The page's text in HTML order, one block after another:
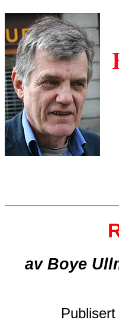
av Boye
Publisert